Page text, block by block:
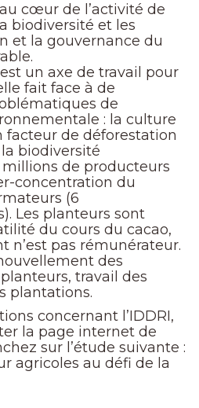
cœur de l’activité de
biodiversité et les
et la gouvernance du
un axe de travail pour
fait face à de
de
: la culture
facteur de déforestation
biodiversité
de producteurs
concentration du
(6
Les planteurs sont
du cours du cacao,
n’est pas rémunérateur.
des
travail des
plantations.
concernant l’IDDRI,
la page internet de
sur l’étude suivante :
agricoles au défi de la